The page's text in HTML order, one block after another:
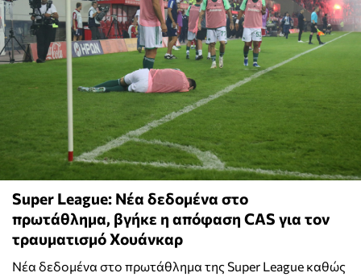
Super League: Νέα δεδομένα στο
πρωτάθλημα, βγήκε η απόφαση CAS για τον
τραυματισμό Χουάνκαρ
Νέα δεδομένα στο πρωτάθλημα της Super League καθώς